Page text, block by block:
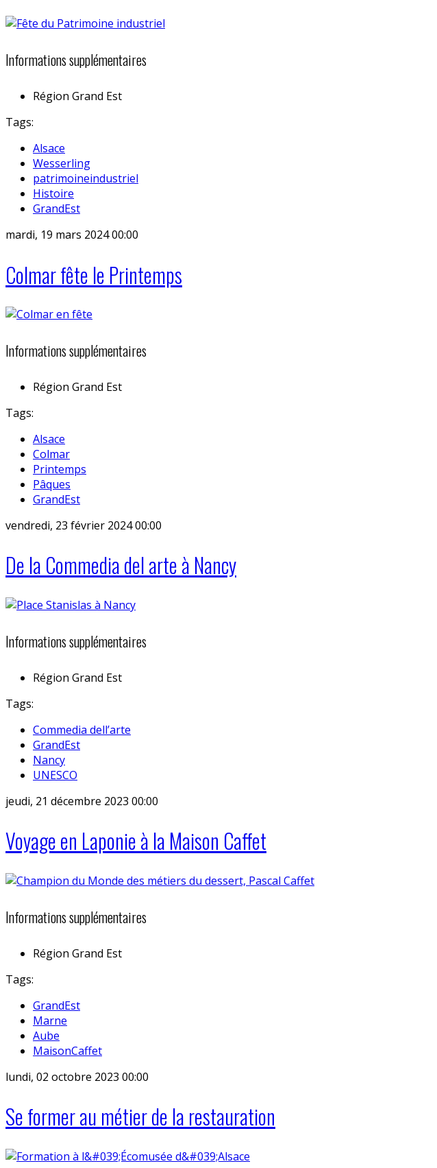
Informations supplémentaires
Région Grand Est
Tags:
Alsace
Wesserling
patrimoineindustriel
Histoire
GrandEst
mardi, 19 mars 2024 00:00
Colmar fête le Printemps
Informations supplémentaires
Région Grand Est
Tags:
Alsace
Colmar
Printemps
Pâques
GrandEst
vendredi, 23 février 2024 00:00
De la Commedia del arte à Nancy
Informations supplémentaires
Région Grand Est
Tags:
Commedia dell’arte
GrandEst
Nancy
UNESCO
jeudi, 21 décembre 2023 00:00
Voyage en Laponie à la Maison Caffet
Informations supplémentaires
Région Grand Est
Tags:
GrandEst
Marne
Aube
MaisonCaffet
lundi, 02 octobre 2023 00:00
Se former au métier de la restauration